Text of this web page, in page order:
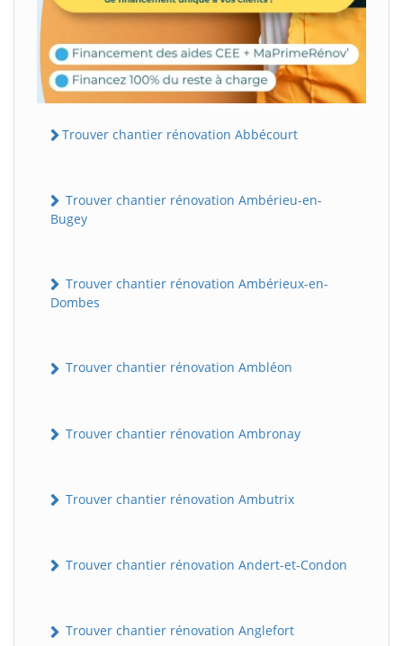
Trouver chantier rénovation Abbécourt
Trouver chantier rénovation Ambérieu-en-
Bugey
Trouver chantier rénovation Ambérieux-en-
Dombes
Trouver chantier rénovation Ambléon
Trouver chantier rénovation Ambronay
Trouver chantier rénovation Ambutrix
Trouver chantier rénovation Andert-et-Condon
Trouver chantier rénovation Anglefort